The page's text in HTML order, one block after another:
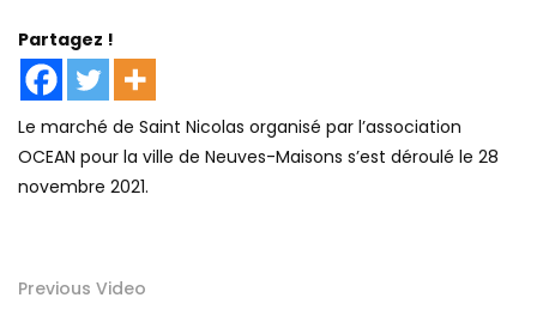
Partagez !
Le marché de Saint Nicolas organisé par l’association
OCEAN pour la ville de Neuves-Maisons s’est déroulé le 28
novembre 2021.
Previous Video